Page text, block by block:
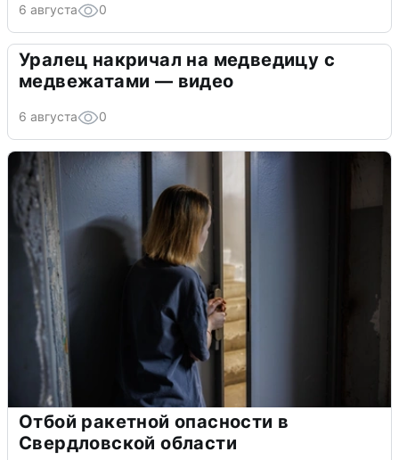
6 августа 0
Уралец накричал на медведицу с
медвежатами — видео
6 августа 0
Отбой ракетной опасности в
Свердловской области